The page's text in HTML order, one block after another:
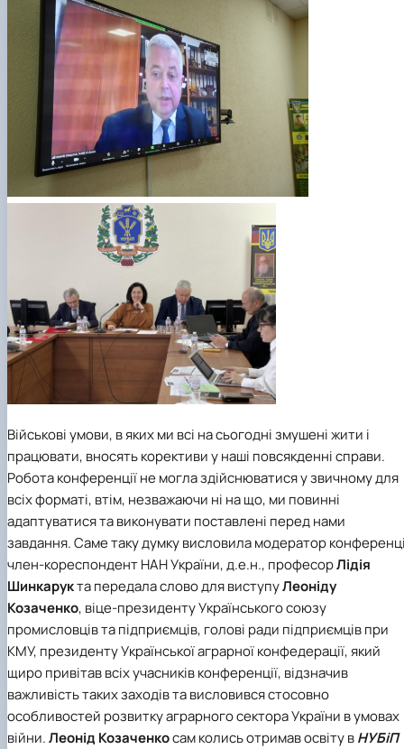
Військові умови, в яких ми всі на сьогодні змушені жити і
працювати, вносять корективи у наші повсякденні справи.
Робота конференції не могла здійснюватися у звичному для
всіх форматі, втім, незважаючи ні на що, ми повинні
адаптуватися та виконувати поставлені перед нами
завдання. Саме таку думку висловила модератор
член-кореспондент НАН України, д.е.н., професорЛідія
Шинкарукта передала слово для виступуЛеоніду
Козаченко, віце-президенту Українського союзу
промисловців та підприємців, голові ради підприємців при
КМУ, президенту Української аграрної конфедерації, який
щиро привітав всіх учасників конференції, відзначив
важливість таких заходів та висловився стосовно
особливостей розвитку аграрного сектора України в умовах
війни.Леонід Козаченкосам колись отримав освіту вНУБіП